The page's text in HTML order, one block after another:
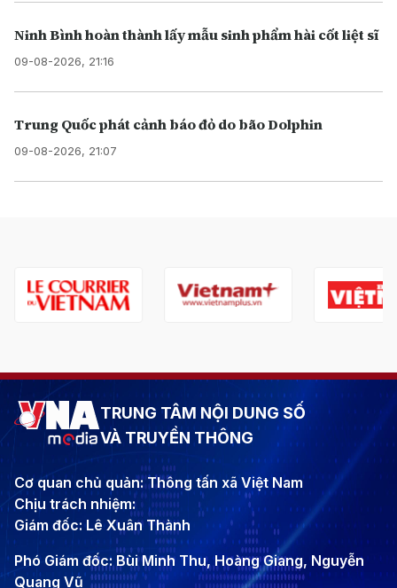
Ninh Bình hoàn thành lấy mẫu sinh phẩm hài cốt liệt sĩ
09-08-2026, 21:16
Trung Quốc phát cảnh báo đỏ do bão Dolphin
09-08-2026, 21:07
TRUNG TÂM NỘI DUNG SỐ
VÀ TRUYỀN THÔNG
Cơ quan chủ quản: Thông tấn xã Việt Nam
Chịu trách nhiệm:
Giám đốc: Lê Xuân Thành
Phó Giám đốc: Bùi Minh Thu, Hoàng Giang, Nguyễn
Quang Vũ